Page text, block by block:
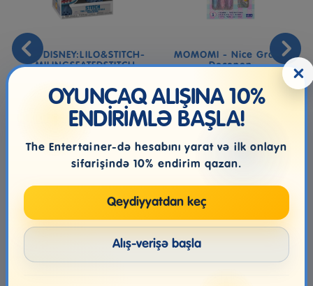
POP DISNEY:LILO&STITCH-
SMILINGSEATEDSTITCH
46.99₼
MOMOMI - Nice Group
Decopen
15.99₼
×
OYUNCAQ ALIŞINA 10%
ENDİRİMLƏ BAŞLA!
The Entertainer-də hesabını yarat və ilk onlayn
sifarişində 10% endirim qazan.
Qeydiyyatdan keç
Alış-verişə başla